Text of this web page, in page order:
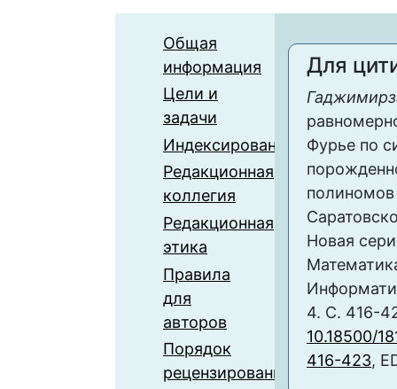
Общая
информация
Цели и
задачи
Индексирование
Редакционная
коллегия
Редакционная
этика
Правила
для
авторов
Порядок
рецензирования
Для
Фурье по
Новая
4. С. 416-
10.18500/
416-423,